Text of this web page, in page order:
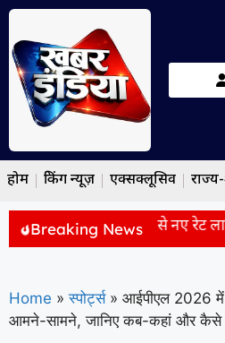
होम ब्रेकिंग न्यूज़ एक्सक्लूसिव
Breaking News
हुआ ₹2 महंगा, 11 अगस्त से नए रेट लागू,
Home » स्पोर्ट्स » आईपीएल 2026 में
आमने-सामने, जानिए कब-कहां और कैसे